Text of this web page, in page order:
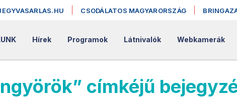
CSODÁLATOS MAGYARORSZÁG
Hírek Programok Látnivalók Webkamerák
címkéjű